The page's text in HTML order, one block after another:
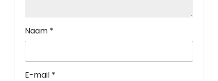
Naam *
E-mail *